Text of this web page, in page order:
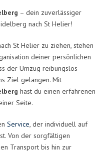
– dein zuverlässiger
nach St Helier!
St Helier zu ziehen, stehen
deiner persönlichen
der Umzug reibungslos
Ziel gelangen. Mit
hast du einen erfahrenen
Seite.
Service, der individuell auf
Von der sorgfältigen
Transport bis hin zur